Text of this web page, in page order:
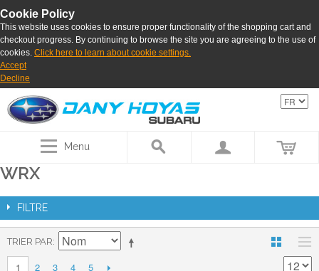
Cookie Policy
This website uses cookies to ensure proper functionality of the shopping cart and
checkout progress. By continuing to browse the site you are agreeing to the use of
cookies. Click here to learn about cookie settings.
Accept
Decline
Menu
WRX
FILTRE
TRIER PAR
1 2 3 4 5